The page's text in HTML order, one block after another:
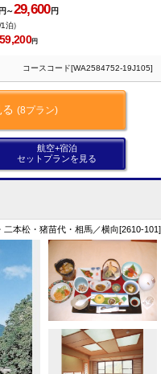
～29,600円
泊）
59,200円
コースコード[WA2584752-19J105]
(8プラン)
航空+宿泊
セットプランを見る
二本松・猪苗代・相馬／横向[2610-101]